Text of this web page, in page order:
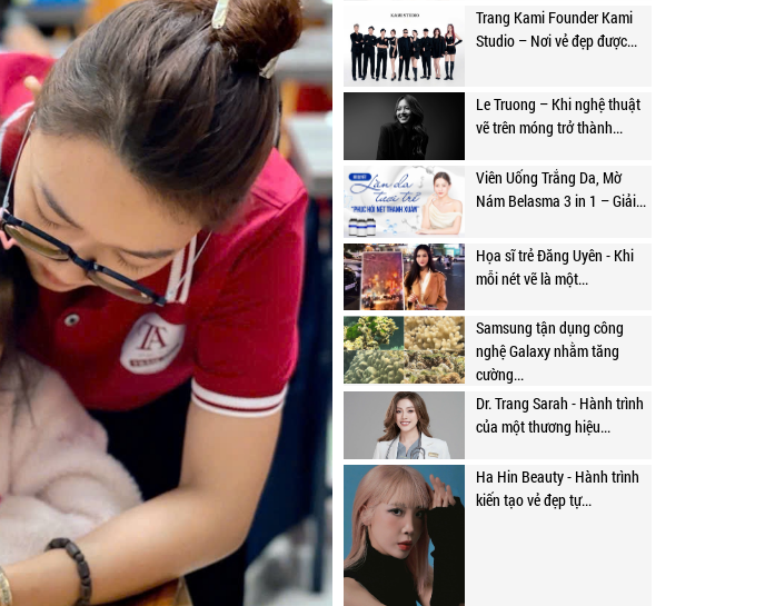
Trang Kami Founder Kami
Studio – Nơi vẻ đẹp được...
Le Truong – Khi nghệ thuật
vẽ trên móng trở thành...
Viên Uống Trắng Da, Mờ
Nám Belasma 3 in 1 – Giải...
Họa sĩ trẻ Đăng Uyên - Khi
mỗi nét vẽ là một...
Samsung tận dụng công
nghệ Galaxy nhằm tăng
cường...
Dr. Trang Sarah - Hành trình
của một thương hiệu...
Ha Hin Beauty - Hành trình
kiến tạo vẻ đẹp tự...